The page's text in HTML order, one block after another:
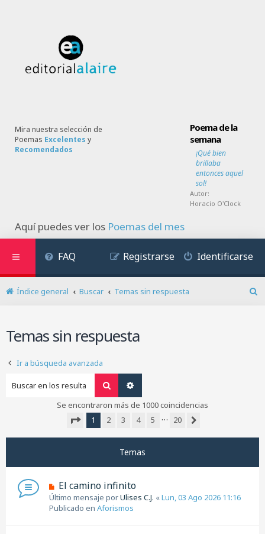
Mira nuestra selección de
Poemas Excelentes y
Recomendados
Poema de la
semana
¡Qué bien
brillaba
entonces aquel
sol!
Autor:
Horacio O'Clock
Aquí puedes ver los Poemas del mes
FAQ Identificarse
Registrarse
Índice general Buscar
Temas sin respuesta
Temas sin respuesta
Ir a búsqueda avanzada
Buscar
Se encontraron más de 1000 coincidencias
1 2 3 4 5 …
20
Temas
N
u
e
El camino infinito
Último mensaje porUlises C.J. «Lun, 03 Ago 2026 11:16
Publicado en Aforismos